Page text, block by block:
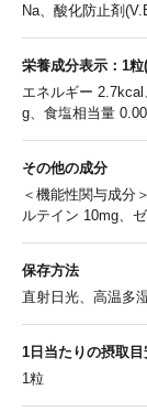
Na、酸化防止剤
栄養成分表示：1
エネルギー
g、食塩相当量
その他の成分
＜機能性関与成分＞
ルテイン 10mg、
保存方法
直射日光、高温多
1日当たりの摂取目
1粒